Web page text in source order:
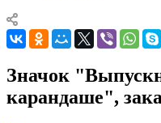
Значок
карандаше",